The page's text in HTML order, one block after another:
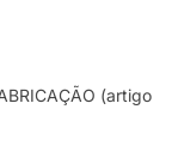
(artigo